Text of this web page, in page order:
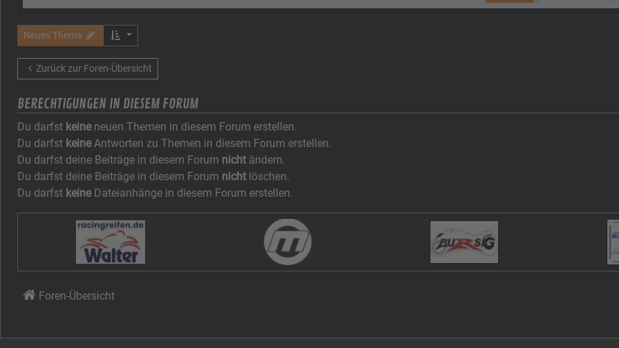
Neues Thema
Zurück zur Foren-Übersicht
BERECHTIGUNGEN IN DIESEM FORUM
Du darfst keineneuen Themen in diesem Forum erstellen.
Du darfst keineAntworten zu Themen in diesem Forum erstellen.
Du darfst deine Beiträge in diesem Forum nicht ändern.
Du darfst deine Beiträge in diesem Forum nicht löschen.
Du darfst keineDateianhänge in diesem Forum erstellen.
Foren-Übersicht